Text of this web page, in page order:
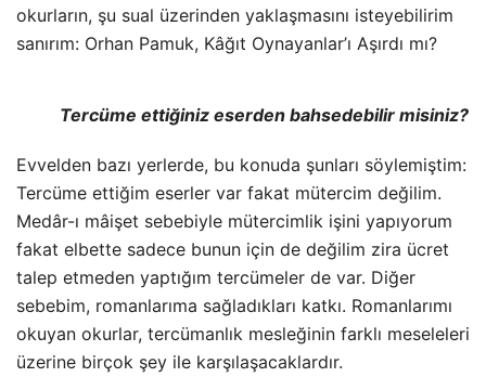
okurların, şu sual üzerinden yaklaşmasını isteyebilirim
sanırım: Orhan Pamuk, Kâğıt Oynayanlar’ı Aşırdı mı?
Tercüme ettiğiniz eserden bahsedebilir misiniz?
Evvelden bazı yerlerde, bu konuda şunları söylemiştim:
Tercüme ettiğim eserler var fakat mütercim değilim.
Medâr-ı mâişet sebebiyle mütercimlik işini yapıyorum
fakat elbette sadece bunun için de değilim zira ücret
talep etmeden yaptığım tercümeler de var. Diğer
sebebim, romanlarıma sağladıkları katkı. Romanlarımı
okuyan okurlar, tercümanlık mesleğinin farklı meseleleri
üzerine birçok şey ile karşılaşacaklardır.